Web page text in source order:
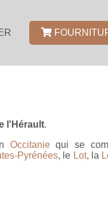
l'Hérault.
Occitaniequi se
Pyrénées, le Lot, la